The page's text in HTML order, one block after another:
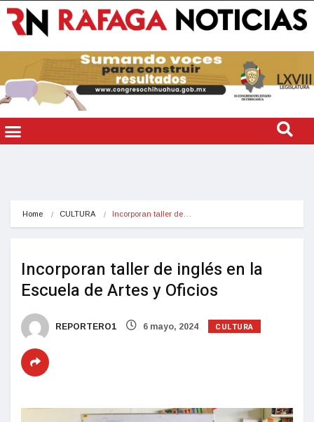
Home CULTURA Incorporan taller de…
Incorporan taller de inglés en la
Escuela de Artes y Oficios
REPORTERO1 6 mayo, 2024 CULTURA